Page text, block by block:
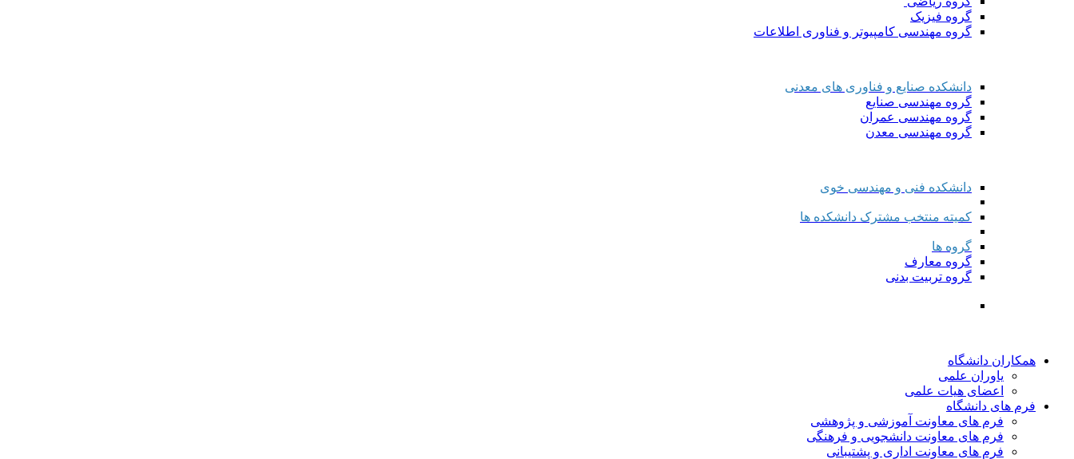
گروه فیزیک
گروه مهندسی کامپیوتر و فناوری اطلاعات
دانشکده صنایع و فناوری های معدنی
گروه مهندسی صنایع
گروه مهندسی عمران
گروه مهندسی معدن
دانشکده فنی و مهندسی خوی
کمیته منتخب مشترک دانشکده ها
گروه ها
گروه معارف
گروه تربیت بدنی
همکاران دانشگاه
یاوران علمی
اعضای هیات علمی
فرم های دانشگاه
فرم های معاونت آموزشی و پژوهشی
فرم های معاونت دانشجویی و فرهنگی
فرم های معاونت اداری و پشتیبانی